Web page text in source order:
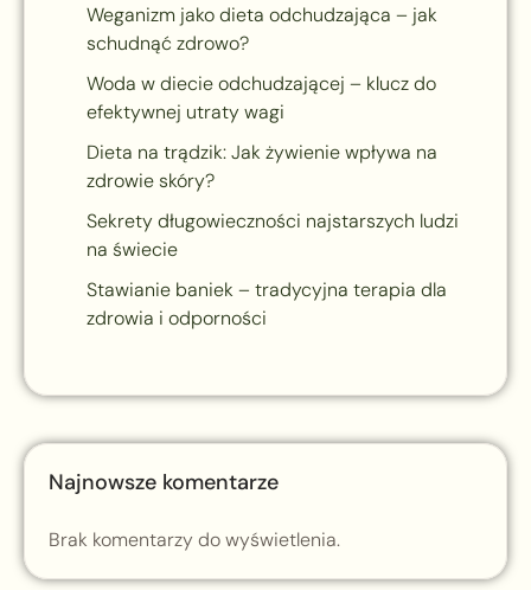
Weganizm jako dieta odchudzająca – jak
schudnąć zdrowo?
Woda w diecie odchudzającej – klucz do
efektywnej utraty wagi
Dieta na trądzik: Jak żywienie wpływa na
zdrowie skóry?
Sekrety długowieczności najstarszych ludzi
na świecie
Stawianie baniek – tradycyjna terapia dla
zdrowia i odporności
Najnowsze komentarze
Brak komentarzy do wyświetlenia.